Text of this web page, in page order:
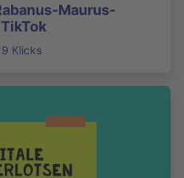
Maurus-
Klicks